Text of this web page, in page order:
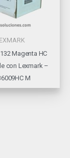
Magenta HC
con Lexmark –
M